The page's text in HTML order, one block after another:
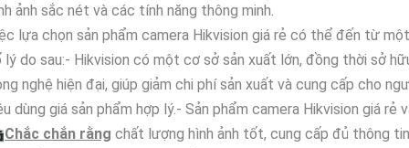
ảnh sắc nét và các tính năng thông minh.
lựa chọn sản phẩm camera Hikvision giá rẻ có thể đến từ một
lý do sau:- Hikvision có một cơ sở sản xuất lớn, đồng thời sở
nghệ hiện đại, giúp giảm chi phí sản xuất và cung cấp cho
dùng giá sản phẩm hợp lý.- Sản phẩm camera Hikvision giá rẻ
Chắc chắn rằng chất lượng hình ảnh tốt, cung cấp đủ thông tin